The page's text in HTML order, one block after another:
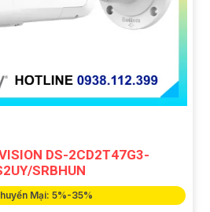
DS-2CD2T47G3-
SRBHUN
Mại: 5%-35%